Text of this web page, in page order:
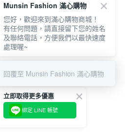
立即取得更多優惠
綁定 LINE 帳號
Munsin Fashion 滿心購物
您好，歡迎來到滿心購物商城！
有任何問題，請直接留下您的姓名
及聯絡電話，方便我們以最快速度
處理喔~
回覆至 Munsin Fashion 滿心購物